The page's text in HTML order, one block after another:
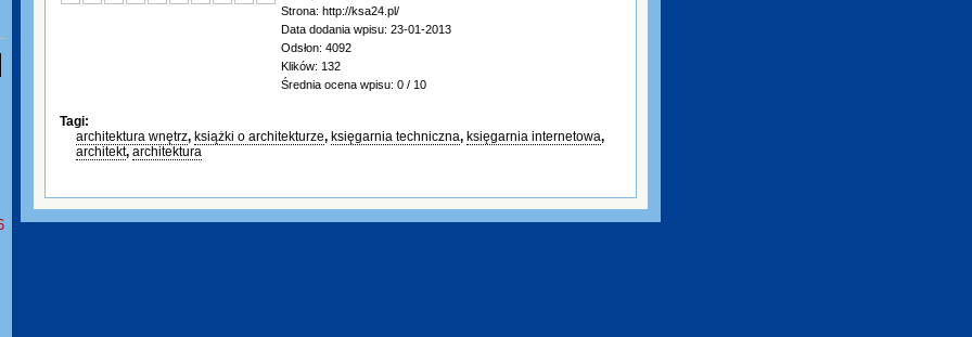
Strona: http://ksa24.pl/
Data dodania wpisu: 23-01-2013
Odsłon: 4092
Klików: 132
Średnia ocena wpisu: 0 / 10
Tagi:
architektura wnętrz, książki o architekturze, księgarnia techniczna, księgarnia internetowa,
architekt, architektura